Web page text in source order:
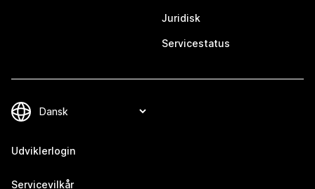
Juridisk
Servicestatus
Udviklerlogin
Servicevilkår